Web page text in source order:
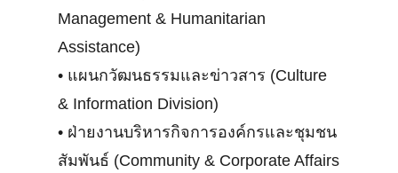
Management & Humanitarian
Assistance)
• แผนกวัฒนธรรมและข่าวสาร (Culture
& Information Division)
• ฝ่ายงานบริหารกิจการองค์กรและชุมชน
สัมพันธ์ (Community & Corporate Affairs